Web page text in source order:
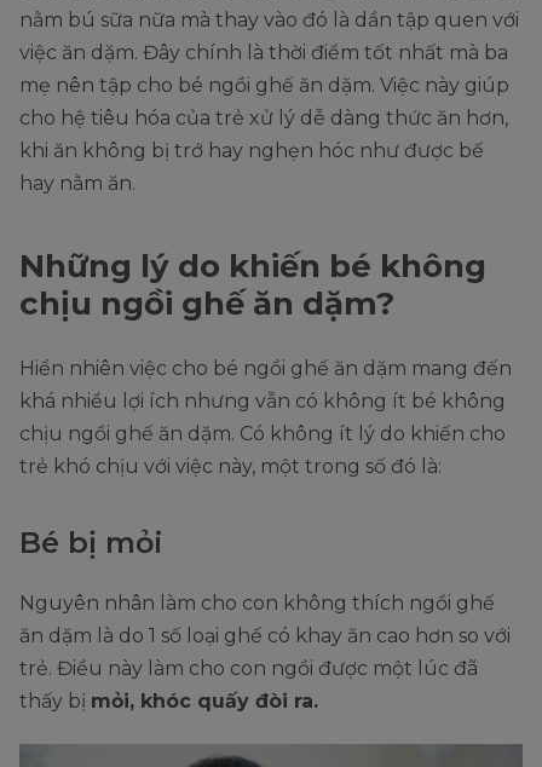
nằm bú sữa nữa mà thay vào đó là dần tập quen với
việc ăn dặm. Đây chính là thời điểm tốt nhất mà ba
mẹ nên tập cho bé ngồi ghế ăn dặm. Việc này giúp
cho hệ tiêu hóa của trẻ xử lý dễ dàng thức ăn hơn,
khi ăn không bị trớ hay nghẹn hóc như được bế
hay nằm ăn.
Những lý do khiến bé không
chịu ngồi ghế ăn dặm?
Hiển nhiên việc cho bé ngồi ghế ăn dặm mang đến
khá nhiều lợi ích nhưng vẫn có không ít bé không
chịu ngồi ghế ăn dặm. Có không ít lý do khiến cho
trẻ khó chịu với việc này, một trong số đó là:
Bé bị mỏi
Nguyên nhân làm cho con không thích ngồi ghế
ăn dặm là do 1 số loại ghế có khay ăn cao hơn so với
trẻ. Điều này làm cho con ngồi được một lúc đã
thấy bị mỏi, khóc quấy đòi ra.